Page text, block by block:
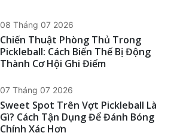
08 Tháng 07 2026
Chiến Thuật Phòng Thủ Trong
Pickleball: Cách Biến Thế Bị Động
Thành Cơ Hội Ghi Điểm
07 Tháng 07 2026
Sweet Spot Trên Vợt Pickleball Là
Gì? Cách Tận Dụng Để Đánh Bóng
Chính Xác Hơn